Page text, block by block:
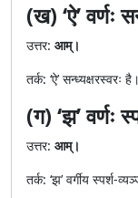
(ख) ‘ऐ’
उत्तर: आम्।
तर्क: ‘ऐ’ सन्ध्यक्षरस्वरः है।
(ग) ‘झ’
उत्तर: आम्।
तर्क: ‘झ’ वर्गीय स्पर्श-